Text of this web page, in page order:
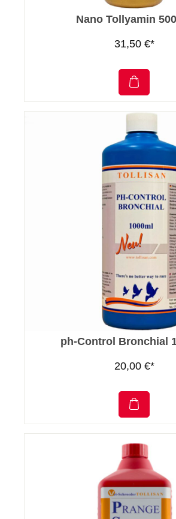
Nano Tollyamin
31,50 €*
ph-Control Bronchial
20,00 €*